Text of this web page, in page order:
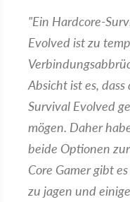
"Ein Hardcore-
Evolved ist zu
Absicht ist es,
Survival Evolved
mögen. Daher
beide Optionen
Core Gamer gibt
zu jagen und